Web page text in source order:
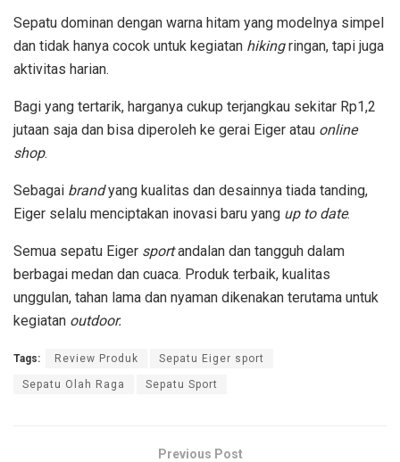
Sepatu dominan dengan warna hitam yang modelnya simpel
dan tidak hanya cocok untuk kegiatan hikingringan, tapi juga
aktivitas harian.
Bagi yang tertarik, harganya cukup terjangkau sekitar Rp1,2
jutaan saja dan bisa diperoleh ke gerai Eiger atau online
shop.
Sebagai brandyang kualitas dan desainnya tiada tanding,
Eiger selalu menciptakan inovasi baru yang up to date.
Semua sepatu Eiger sportandalan dan tangguh dalam
berbagai medan dan cuaca. Produk terbaik, kualitas
unggulan, tahan lama dan nyaman dikenakan terutama untuk
kegiatan outdoor.
Tags: Review Produk Sepatu Eiger sport
Sepatu Olah Raga Sepatu Sport
Previous Post